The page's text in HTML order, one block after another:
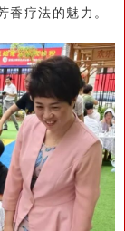
香疗法的魅力。